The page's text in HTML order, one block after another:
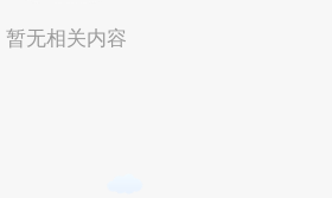
暂无相关内容